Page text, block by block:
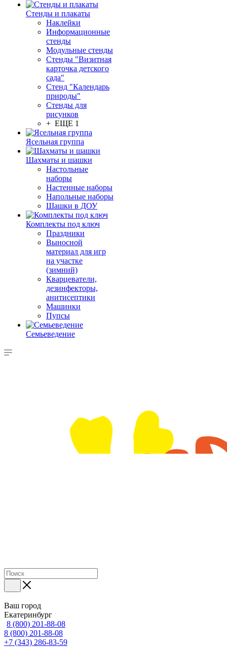
Стенды и плакаты
Наклейки
Информационные
стенды
Модульные стенды
Стенды "Визитная
карточка детского
сада"
Стенд "Календарь
природы"
Стенды для
рисунков
+ ЕЩЕ 1
Ясельная группа
Шахматы и шашки
Настольные
наборы
Настенные наборы
Напольные наборы
Шашки в ДОУ
Комплекты под ключ
Праздники
Выносной
материал для игр
на участке
(зимний)
Кварцеватели,
дезинфекторы,
анитисептики
Машинки
Пупсы
Семьеведение
Ваш город
Екатеринбург
8 (800) 201-88-08
8 (800) 201-88-08
+7 (343) 286-83-59